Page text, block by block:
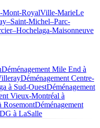
Mont-RoyalVille-MarieLe
Michel–Parc-
Maisonneuve
Déménagement Mile End à
Déménagement Centre-
à Sud-OuestDéménagement
Vieux-Montréal à
RosemontDéménagement
à LaSalle